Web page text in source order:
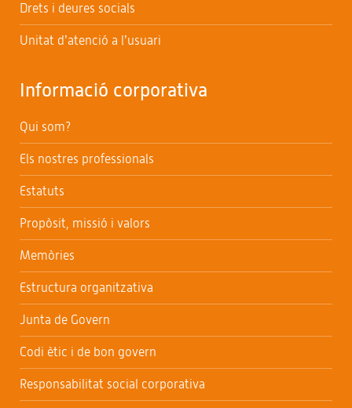
Drets i deures socials
Unitat d’atenció a l’usuari
Informació corporativa
Qui som?
Els nostres professionals
Estatuts
Propòsit, missió i valors
Memòries
Estructura organitzativa
Junta de Govern
Codi ètic i de bon govern
Responsabilitat social corporativa